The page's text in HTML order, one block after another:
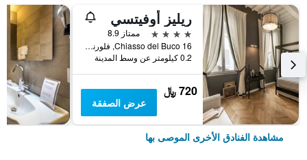
ريليز أوفيتسي
4 نجوم
ممتاز 8.9
Chiasso del Buco 16, فلورنس, توسكانا, إيطاليا
0.2 كيلومتر عن وسط المدينة
720 ﷼
عرض الصفقة
مشاهدة الفنادق الأخرى الموصى بها